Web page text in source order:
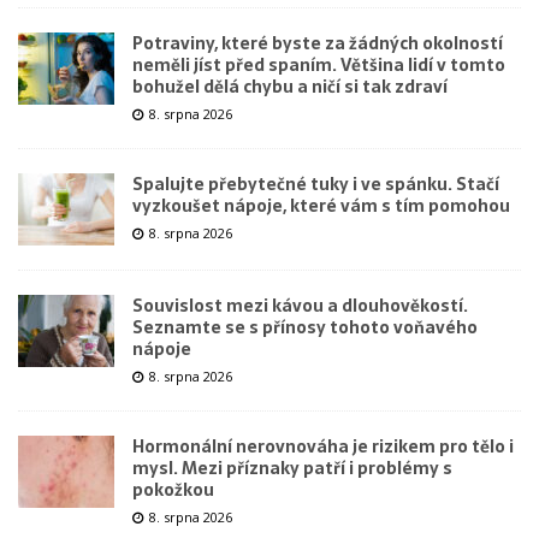
Potraviny, které byste za žádných okolností
neměli jíst před spaním. Většina lidí v tomto
bohužel dělá chybu a ničí si tak zdraví
8. srpna 2026
Spalujte přebytečné tuky i ve spánku. Stačí
vyzkoušet nápoje, které vám s tím pomohou
8. srpna 2026
Souvislost mezi kávou a dlouhověkostí.
Seznamte se s přínosy tohoto voňavého
nápoje
8. srpna 2026
Hormonální nerovnováha je rizikem pro tělo i
mysl. Mezi příznaky patří i problémy s
pokožkou
8. srpna 2026